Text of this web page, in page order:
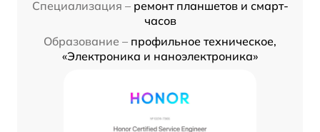
Специализация – ремонт планшетов и смарт-
часов
Образование – профильное техническое,
«Электроника и наноэлектроника»